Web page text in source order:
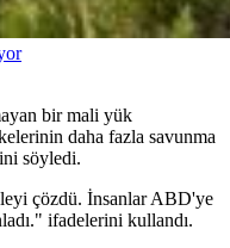
bir mali yük
daha fazla savunma
söyledi.
çözdü. İnsanlar ABD'ye
ifadelerini kullandı.